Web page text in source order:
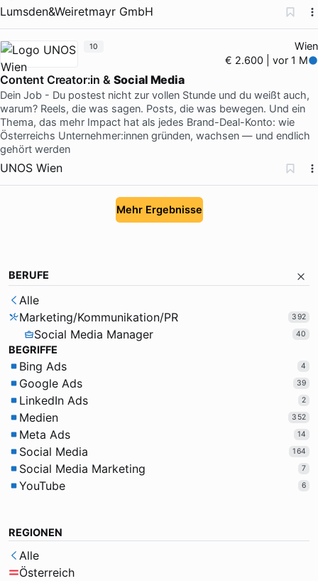
Lumsden&Weiretmayr GmbH
Wien
€ 2.600 | vor 1 M
Content Creator:in & Social Media
Dein Job - Du postest nicht zur vollen Stunde und du weißt auch,
warum? Reels, die was sagen. Posts, die was bewegen. Und ein
Thema, das mehr Impact hat als jedes Brand-Deal-Konto: wie
Österreichs Unternehmer:innen gründen, wachsen — und endlich
gehört werden
UNOS Wien
10
Mehr Ergebnisse
BERUFE
Alle
Marketing/Kommunikation/PR
392
Social Media Manager 40
BEGRIFFE
Bing Ads 4
Google Ads 39
LinkedIn Ads 2
Medien 352
Meta Ads 14
Social Media 164
Social Media Marketing 7
YouTube 6
REGIONEN
Alle
Österreich